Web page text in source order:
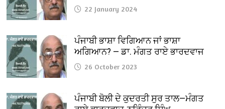
22 January 2024
ਪੰਜਾਬੀ ਭਾਸ਼ਾ ਵਿਗਿਆਨ ਜਾਂ ਭਾਸ਼ਾ
ਅਗਿਆਨ? — ਡਾ. ਮੰਗਤ ਰਾਏ ਭਾਰਦਵਾਜ
26 October 2023
ਪੰਜਾਬੀ ਬੋਲੀ ਦੇ ਕੁਦਰਤੀ ਸੁਰ ਤਾਲ—ਮੰਗਤ